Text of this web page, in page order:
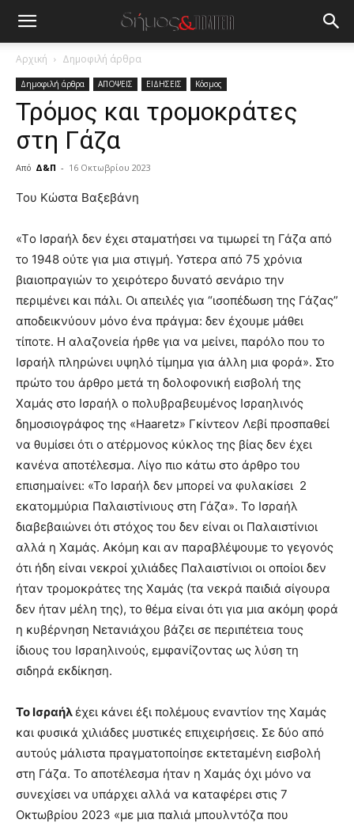
Αρχική Δημοφιλή άρθρα
Δημοφιλή άρθρα ΑΠΟΨΕΙΣ ΕΙΔΗΣΕΙΣ Κόσμος
Τρόμος και τρομοκράτες
στη Γάζα
Από Δ&Π - 16 Οκτωβρίου 2023
blonde
hot
cam
show.desi
xxx
lyons
teaches
you
the
meaning
of
pain.
pornhun
hd
Του Κώστα Βαξεβάνη
«Tο Ισραήλ δεν έχει σταµατήσει να τιµωρεί τη Γάζα από
το 1948 ούτε για µια στιγµή. Υστερα από 75 χρόνια
βιαιοπραγιών το χειρότερο δυνατό σενάριο την
περιµένει και πάλι. Οι απειλές για “ισοπέδωση της Γάζας”
αποδεικνύουν µόνο ένα πράγµα: δεν έχουµε µάθει
τίποτε. Η αλαζονεία ήρθε για να µείνει, παρόλο που το
Ισραήλ πληρώνει υψηλό τίµηµα για άλλη µια φορά». Στο
πρώτο του άρθρο µετά τη δολοφονική εισβολή της
Χαµάς στο Ισραήλ ο πολυβραβευµένος Ισραηλινός
δηµοσιογράφος της «Haaretz» Γκίντεον Λεβί προσπαθεί
να θυµίσει ότι ο ατέρµονος κύκλος της βίας δεν έχει
κανένα αποτέλεσµα. Λίγο πιο κάτω στο άρθρο του
επισηµαίνει: «Το Ισραήλ δεν µπορεί να φυλακίσει 2
εκατοµµύρια Παλαιστίνιους στη Γάζα». Το Ισραήλ
διαβεβαιώνει ότι στόχος του δεν είναι οι Παλαιστίνιοι
αλλά η Χαµάς. Ακόµη και αν παραβλέψουµε το γεγονός
ότι ήδη είναι νεκροί χιλιάδες Παλαιστίνιοι οι οποίοι δεν
ήταν τροµοκράτες της Χαµάς (τα νεκρά παιδιά σίγουρα
δεν ήταν µέλη της), το θέµα είναι ότι για µια ακόµη φορά
η κυβέρνηση Νετανιάχου βάζει σε περιπέτεια τους
ίδιους του Ισραηλινούς, εµφανίζοντας ως λύση τη
σιδηρά εκδίκηση.
Το Ισραήλέχει κάνει έξι πολέµους εναντίον της Χαµάς
και φυσικά χιλιάδες µυστικές επιχειρήσεις. Σε δύο από
αυτούς µάλιστα πραγµατοποίησε εκτεταµένη εισβολή
στη Γάζα. Το αποτέλεσµα ήταν η Χαµάς όχι µόνο να
συνεχίσει να υπάρχει αλλά να καταφέρει στις 7
Οκτωβρίου 2023 «µε µια παλιά µπουλντόζα που